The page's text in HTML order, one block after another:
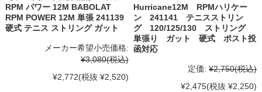
RPM パワー 12M BABOLAT
RPM POWER 12M 単張 241139
硬式 テニス ストリング ガット
メーカー希望小売価格:
¥3,080(税込)
¥2,772(税抜 ¥2,520)
Hurricane12M RPMハリケー
ン 241141 テニスストリン
グ 120/125/130 ストリング
単張り ガット 硬式 ポスト投
函対応
定価: ¥2,750(税込)
¥2,475(税抜 ¥2,250)